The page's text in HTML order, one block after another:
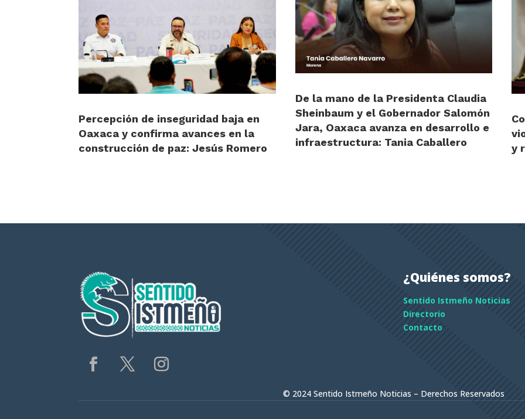
Percepción de inseguridad baja en
Oaxaca y confirma avances en la
construcción de paz: Jesús Romero
De la mano de la Presidenta Claudia
Sheinbaum y el Gobernador Salomón
Jara, Oaxaca avanza en desarrollo e
infraestructura: Tania Caballero
y
¿Quiénes somos?
Sentido Istmeño Noticias
Directorio
Contacto
© 2024 Sentido Istmeño Noticias – Derechos Reservados